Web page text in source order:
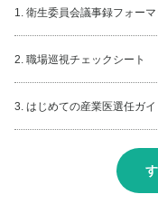
1. 衛生委員会議事録フォーマ
2. 職場巡視チェックシート
3. はじめての産業医選任ガイ